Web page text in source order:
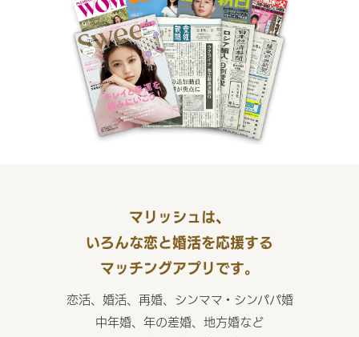
マリッシュは、
いろんな恋と婚活を応援する
マッチングアプリです。
恋活、婚活、再婚、シンママ・シンパパ婚
中年婚、年の差婚、地方婚など